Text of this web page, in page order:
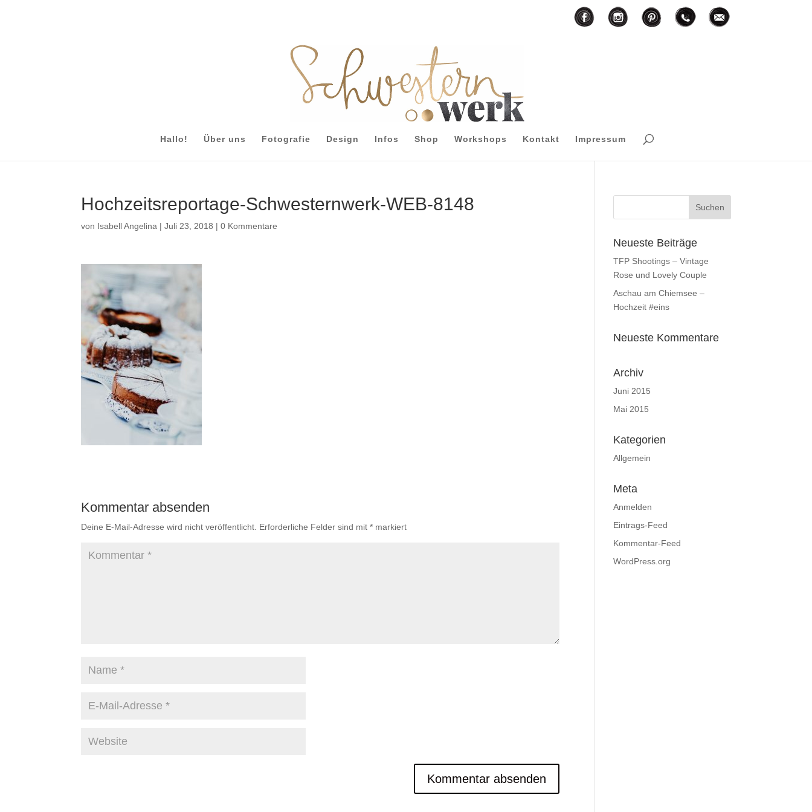
Hallo! Über uns Fotografie Design Infos Shop Workshops Kontakt Impressum
Hochzeitsreportage-Schwesternwerk-WEB-8148
von Isabell Angelina |Juli 23, 2018 |0 Kommentare
Kommentar absenden
Deine E-Mail-Adresse wird nicht veröffentlicht. Erforderliche Felder sind mit* markiert
Neueste Beiträge
TFP Shootings – Vintage
Rose und Lovely Couple
Aschau am Chiemsee –
Hochzeit #eins
Neueste Kommentare
Archiv
Juni 2015
Mai 2015
Kategorien
Allgemein
Meta
Anmelden
Eintrags-Feed
Kommentar-Feed
WordPress.org